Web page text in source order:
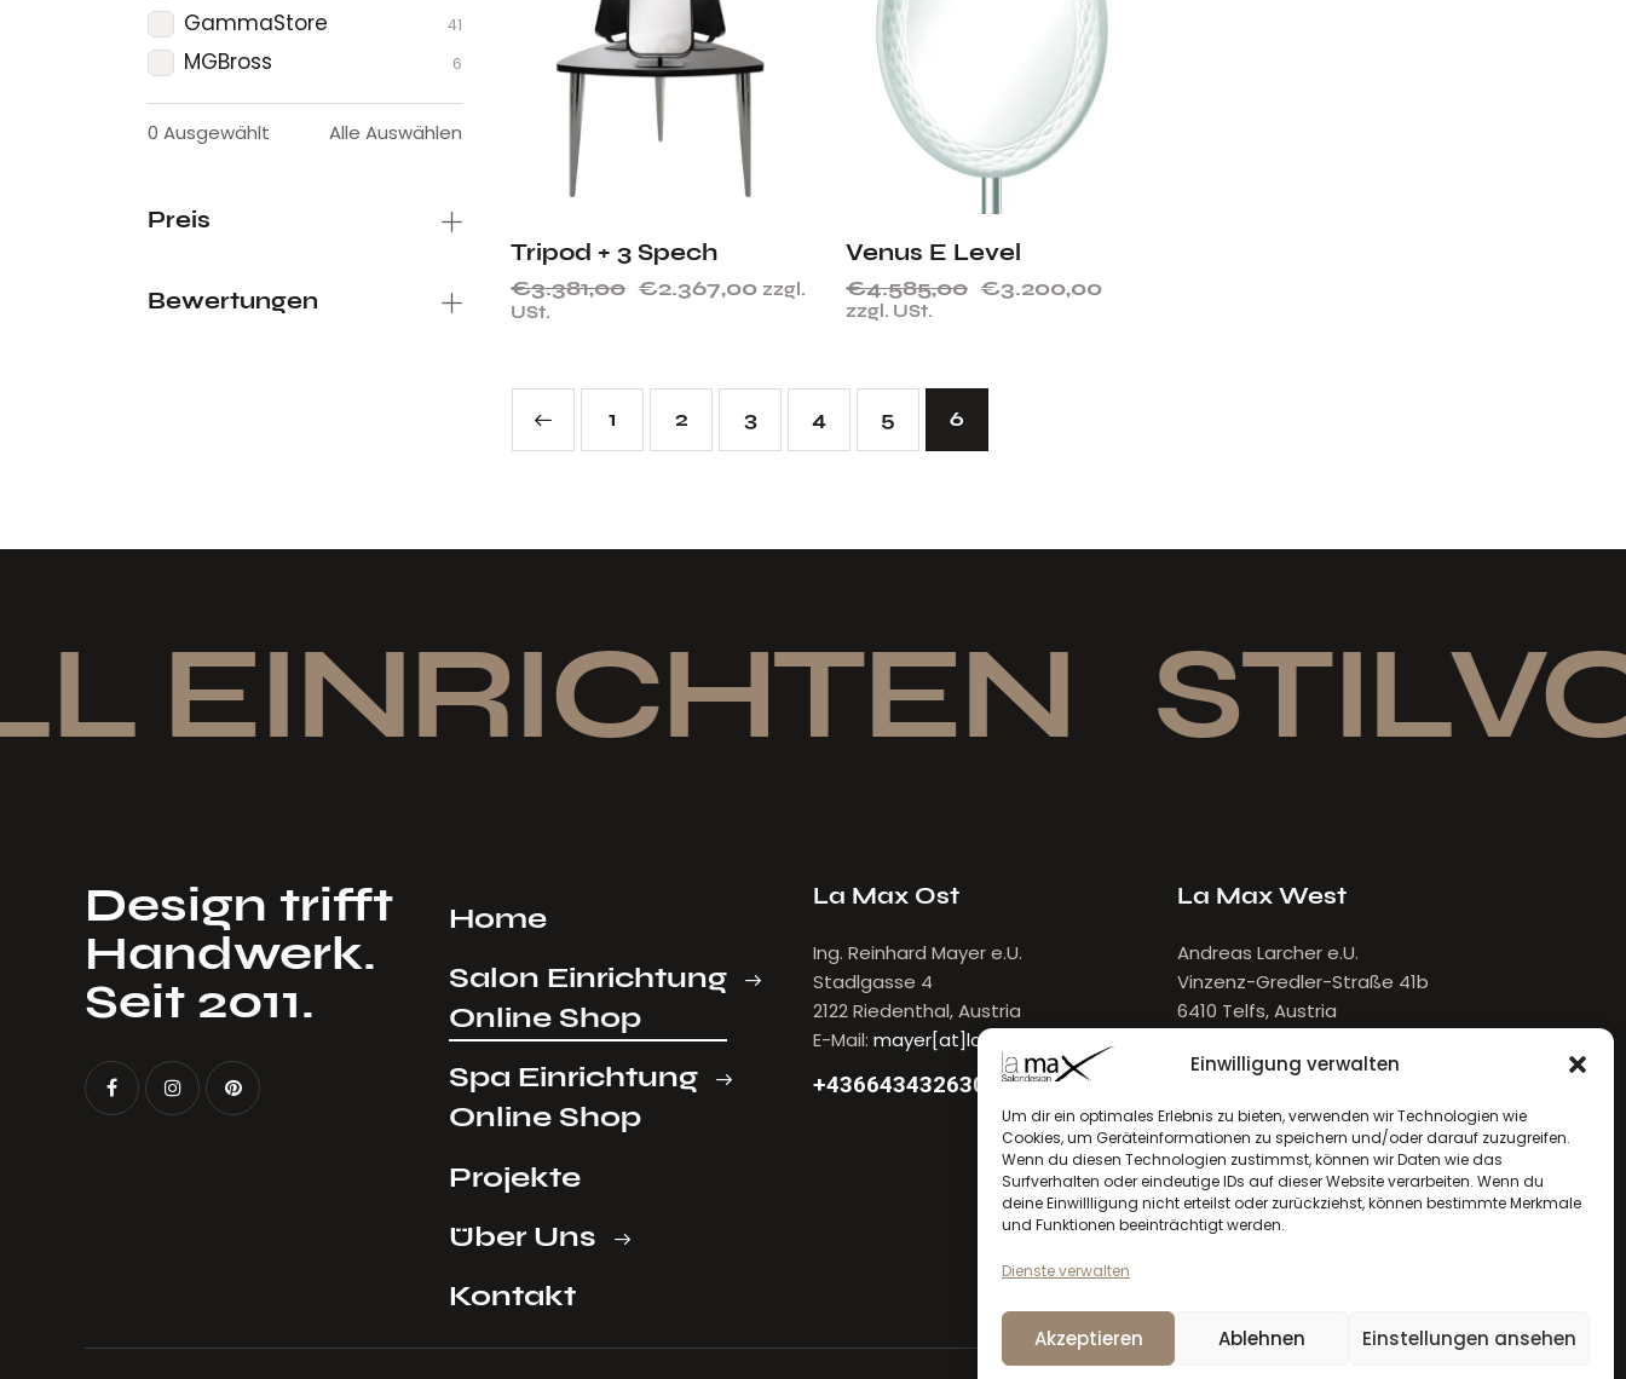
Einwilligung verwalten
Um dir ein optimales Erlebnis zu bieten, verwenden wir Technologien wie
Cookies, um Geräteinformationen zu speichern und/oder darauf zuzugreifen.
Wenn du diesen Technologien zustimmst, können wir Daten wie das
Surfverhalten oder eindeutige IDs auf dieser Website verarbeiten. Wenn du
deine Einwillligung nicht erteilst oder zurückziehst, können bestimmte Merkmale
und Funktionen beeinträchtigt werden.
Dienste verwalten
Akzeptieren Ablehnen Einstellungen ansehen
Tripod + 3 Spech
€3.381,00 €2.367,00 zzgl.
USt.
Venus E Level
€4.585,00 €3.200,00
zzgl. USt.
1 2 3 4 5 6
GammaStore 41
MGBross 6
0 Ausgewählt Alle Auswählen
Preis
Bewertungen
EINRICHTEN
Design trifft
Handwerk.
Seit 2011.
Home
Salon Einrichtung
Online Shop
Spa Einrichtung
Online Shop
Projekte
Über Uns
Kontakt
La Max Ost
Ing. Reinhard Mayer e.U.
Stadlgasse 4
2122 Riedenthal, Austria
E-Mail: mayer[at]lamax.at
+436643432630
La Max West
Andreas Larcher e.U.
Vinzenz-Gredler-Straße 41b
6410 Telfs, Austria
+436643432632